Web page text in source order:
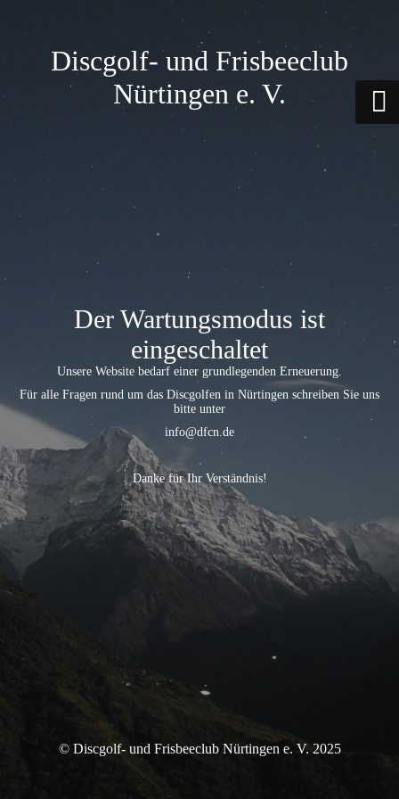
Discgolf- und Frisbeeclub
Nürtingen e. V.
Der Wartungsmodus ist
eingeschaltet
Unsere Website bedarf einer grundlegenden Erneuerung.
Für alle Fragen rund um das Discgolfen in Nürtingen schreiben Sie uns
bitte unter
info@dfcn.de
Danke für Ihr Verständnis!
© Discgolf- und Frisbeeclub Nürtingen e. V. 2025